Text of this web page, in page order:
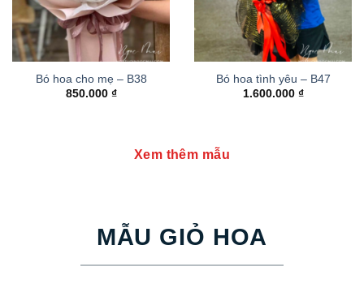
Bó hoa cho mẹ – B38
850.000 ₫
Bó hoa tình yêu – B47
1.600.000 ₫
Xem thêm mẫu
MẪU GIỎ HOA